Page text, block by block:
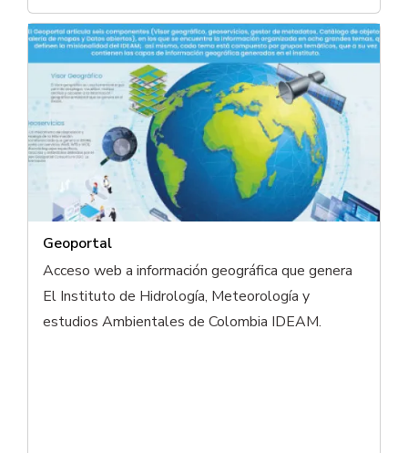
Geoportal
Acceso web a información geográfica que genera
El Instituto de Hidrología, Meteorología y
estudios Ambientales de Colombia IDEAM.